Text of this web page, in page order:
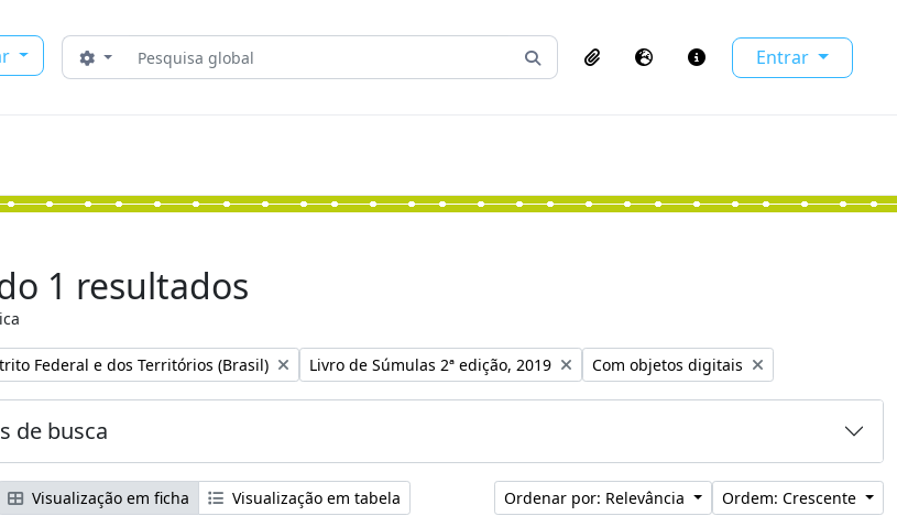
Buscar
Opções de busca Busque na página de navegação
ClipboardIdioma Atalhos Entrar
1 resultados
Federal e dos Territórios (Brasil) Remover filtro:
Livro de Súmulas 2ª edição, 2019 Remover filtro:
Com objetos digitais
de busca
Visualização em ficha Visualização em tabela Ordenar por: Relevância Ordem: Crescente